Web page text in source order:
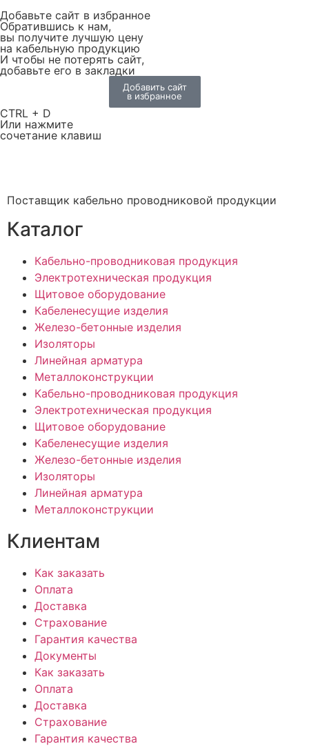
Добавьте сайт в избранное
Обратившись к нам,
вы получите лучшую цену
на кабельную продукцию
И чтобы не потерять сайт,
добавьте его в закладки
Добавить сайт
в избранное
CTRL + D
Или нажмите
сочетание клавиш
Поставщик кабельно проводниковой продукции
Каталог
Кабельно-проводниковая продукция
Электротехническая продукция
Щитовое оборудование
Кабеленесущие изделия
Железо-бетонные изделия
Изоляторы
Линейная арматура
Металлоконструкции
Кабельно-проводниковая продукция
Электротехническая продукция
Щитовое оборудование
Кабеленесущие изделия
Железо-бетонные изделия
Изоляторы
Линейная арматура
Металлоконструкции
Клиентам
Как заказать
Оплата
Доставка
Страхование
Гарантия качества
Документы
Как заказать
Оплата
Доставка
Страхование
Гарантия качества